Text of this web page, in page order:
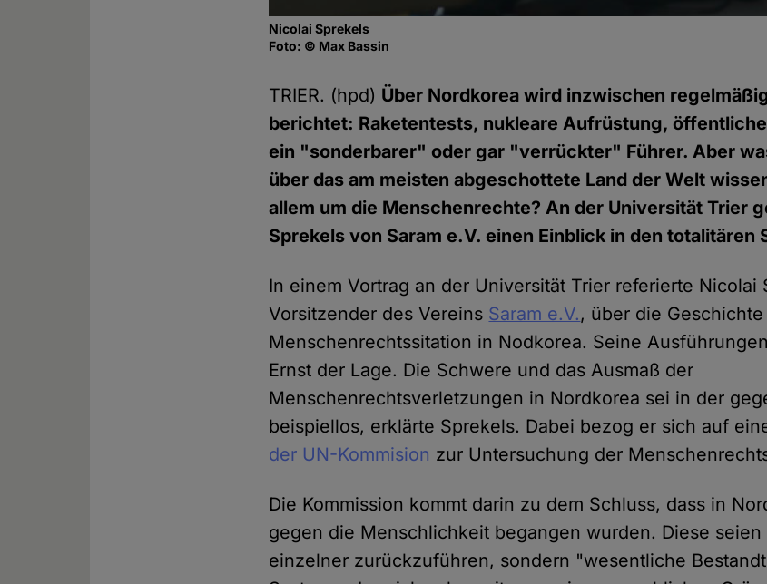
Nicolai Sprekels
Foto: © Max Bassin
TRIER. (hpd) Über Nordkorea wird inzwischen
berichtet: Raketentests, nukleare Aufrüstung,
ein "sonderbarer" oder gar "verrückter" Führer. Aber
über das am meisten abgeschottete Land der Welt
allem um die Menschenrechte? An der Universität Trier
Sprekels von Saram e.V. einen Einblick in den totalitären
In einem Vortrag an der Universität Trier referierte Nicolai
Vorsitzender des Vereins Saram e.V., über die
Menschenrechtssitation in Nodkorea. Seine
Ernst der Lage. Die Schwere und das Ausmaß der
Menschenrechtsverletzungen in Nordkorea sei in der
beispiellos, erklärte Sprekels. Dabei bezog er sich auf
der UN-Kommision zur Untersuchung der
Die Kommission kommt darin zu dem Schluss, dass in
gegen die Menschlichkeit begangen wurden. Diese
einzelner zurückzuführen, sondern "wesentliche